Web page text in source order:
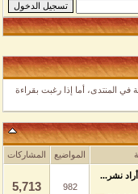
أما إذا رغبت بقراءة
المواضيع المشاركات
5,713